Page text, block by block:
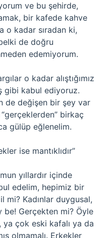
ve bu şehirde,
bir kafede kahve
o kadar sıradan ki,
de doğru
edemiyorum.
o kadar alıştığımız
gibi kabul ediyoruz.
de değişen bir şey var
birkaç
gülüp eğlenelim.
ise mantıklıdır”
yıllardır içinde
edelim, hepimiz bir
mi? Kadınlar duygusal,
be! Gerçekten mi? Öyle
ya çok eski kafalı ya da
olmamalı. Erkekler